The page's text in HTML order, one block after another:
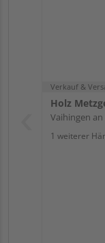
Verkauf &
Holz
Vaihingen an
1 weiterer